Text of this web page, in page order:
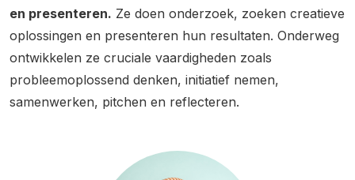
en presenteren. Ze doen onderzoek, zoeken creatieve
oplossingen en presenteren hun resultaten. Onderweg
ontwikkelen ze cruciale vaardigheden zoals
probleemoplossend denken, initiatief nemen,
samenwerken, pitchen en reflecteren.